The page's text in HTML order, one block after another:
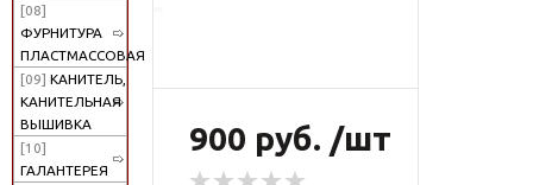
[08]
ФУРНИТУРА
ПЛАСТМАССОВАЯ
[09] КАНИТЕЛЬ,
КАНИТЕЛЬНАЯ
ВЫШИВКА
[10]
ГАЛАНТЕРЕЯ
900 руб. /шт